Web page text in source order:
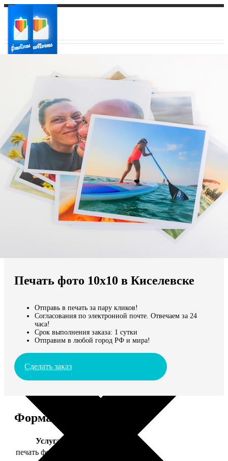
Ваш регион доставки
Выберите из списка:
Мы доставляем по всему миру
Продолжить без города
Печать фото 10х10 в Киселевске
Отправь в печать за пару кликов!
Согласования по электронной почте. Отвечаем за 24
часа!
Срок выполнения заказа: 1 сутки
Отправим в любой город РФ и мира!
Сделать заказ
Форматы и цены
Услуга
печать фото 10х10